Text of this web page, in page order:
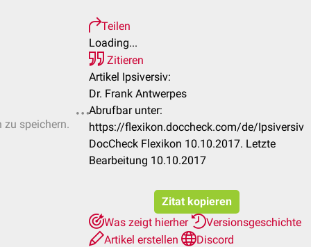
zu speichern.
Teilen
Loading...
Zitieren
Artikel Ipsiversiv:
Dr. Frank Antwerpes
Abrufbar unter:
https://flexikon.doccheck.com/de/Ipsiversiv
DocCheck Flexikon 10.10.2017. Letzte
Bearbeitung 10.10.2017
Zitat kopieren
Was zeigt hierher
Versionsgeschichte
Artikel erstellen
Discord